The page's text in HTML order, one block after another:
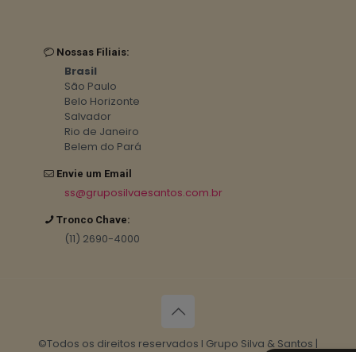
Nossas Filiais:
Brasil
São Paulo
Belo Horizonte
Salvador
Rio de Janeiro
Belem do Pará
Envie um Email
ss@gruposilvaesantos.com.br
Tronco Chave:
(11) 2690-4000
©Todos os direitos reservados I Grupo Silva & Santos |